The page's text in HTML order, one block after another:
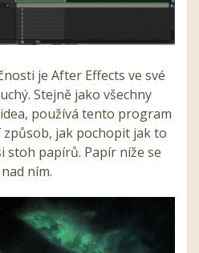
je After Effects ve své
Stejně jako všechny
používá tento program
jak pochopit jak to
stoh papírů. Papír níže se
ním.